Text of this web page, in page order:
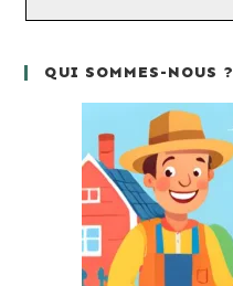
QUI SOMMES-NOUS ?